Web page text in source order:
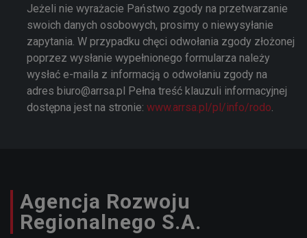
Jeżeli nie wyrażacie Państwo zgody na przetwarzanie
swoich danych osobowych, prosimy o niewysyłanie
zapytania. W przypadku chęci odwołania zgody złożonej
poprzez wysłanie wypełnionego formularza należy
wysłać e-maila z informacją o odwołaniu zgody na
adres biuro@arrsa.pl Pełna treść klauzuli informacyjnej
dostępna jest na stronie: www.arrsa.pl/pl/info/rodo.
Agencja Rozwoju
Regionalnego S.A.